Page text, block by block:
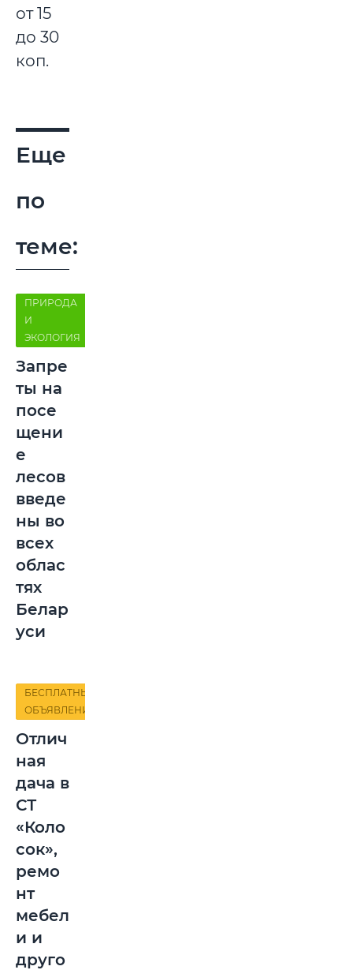
от 15
до 30
коп.
Еще
по
теме:
ПРИРОДА
И
ЭКОЛОГИЯ
Запре
ты на
посе
щени
е
лесов
введе
ны во
всех
облас
тях
Белар
уси
БЕСПЛАТНЫЕ
ОБЪЯВЛЕНИЯ
Отлич
ная
дача в
СТ
«Коло
сок»,
ремо
нт
мебел
и и
друго